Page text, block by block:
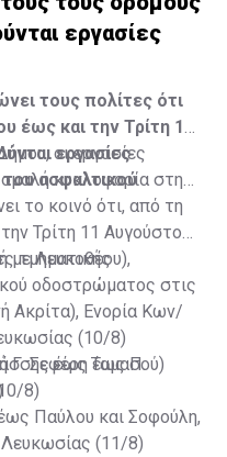
εργασίες
τους πολίτες ότι
έως και την Τρίτη 11
εργασίες
ασφαλτικού
οι εργασίες
κυκλοφορία στην
το κοινό ότι, από τη
Τρίτη 11 Αυγούστου,
τμηματικής
οδοστρώματος στις
Γ. Σεφέρη έως Π.
8)
με Λευκοθέου),
Ακρίτα), Ενορία Κων/
(10/8)
έως Ταμασού)
Παύλου και Σοφούλη,
Λευκωσίας (11/8)